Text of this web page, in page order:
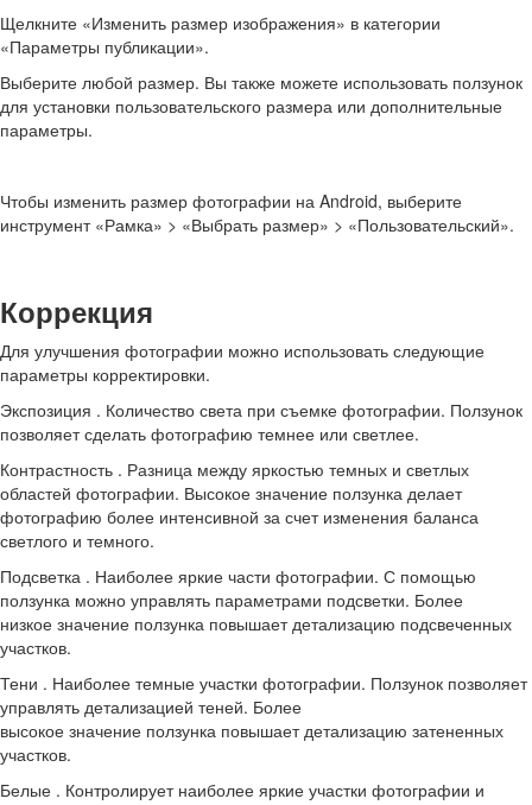
Щелкните «Изменить размер изображения» в категории
«Параметры публикации».
Выберите любой размер. Вы также можете использовать ползунок
для установки пользовательского размера или дополнительные
параметры.
Чтобы изменить размер фотографии на Android, выберите
инструмент «Рамка» > «Выбрать размер» > «Пользовательский».
Коррекция
Для улучшения фотографии можно использовать следующие
параметры корректировки.
Экспозиция . Количество света при съемке фотографии. Ползунок
позволяет сделать фотографию темнее или светлее.
Контрастность . Разница между яркостью темных и светлых
областей фотографии. Высокое значение ползунка делает
фотографию более интенсивной за счет изменения баланса
светлого и темного.
Подсветка . Наиболее яркие части фотографии. С помощью
ползунка можно управлять параметрами подсветки. Более
низкое значение ползунка повышает детализацию подсвеченных
участков.
Тени . Наиболее темные участки фотографии. Ползунок позволяет
управлять детализацией теней. Более
высокое значение ползунка повышает детализацию затененных
участков.
Белые . Контролирует наиболее яркие участки фотографии и